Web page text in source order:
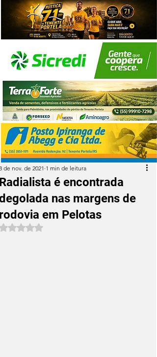
é encontrada
nas margens de
em Pelotas
de nov. de 2021 1 min de leitura
Avaliado com NaN de 5 estrelas.